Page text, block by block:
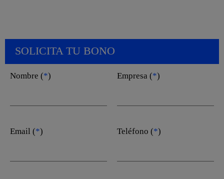
SOLICITA TU BONO
Nombre (*) Empresa (*)
Email (*) Teléfono (*)